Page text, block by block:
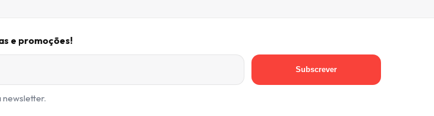
e promoções!
Subscrever
newsletter.